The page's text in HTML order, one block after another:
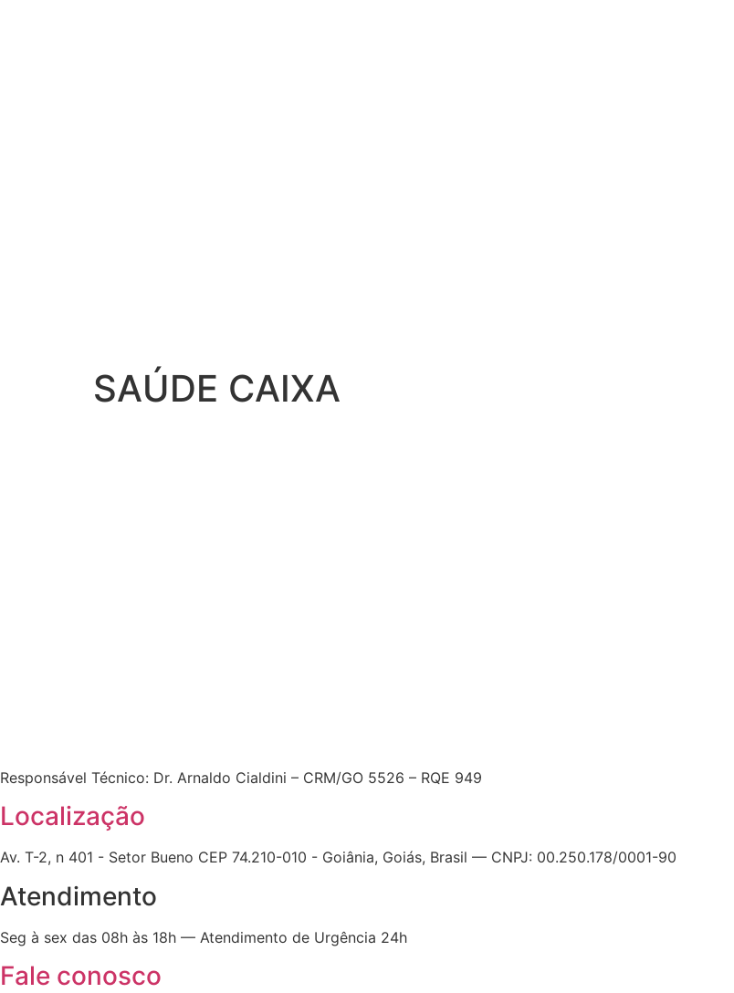
SAÚDE CAIXA
Responsável Técnico: Dr. Arnaldo Cialdini – CRM/GO 5526 – RQE 949
Localização
Av. T-2, n 401 - Setor Bueno CEP 74.210-010 - Goiânia, Goiás, Brasil — CNPJ: 00.250.178/0001-90
Atendimento
Seg à sex das 08h às 18h — Atendimento de Urgência 24h
Fale conosco